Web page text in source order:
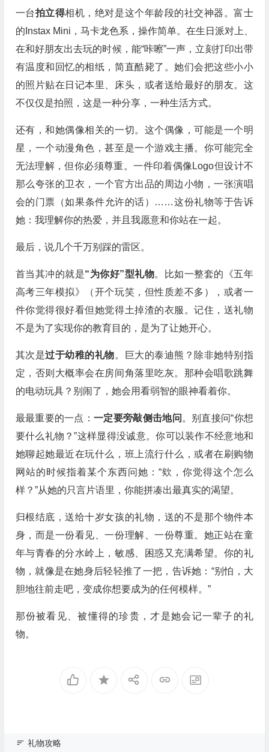
一台拍立得相机，绝对是这个年龄段的社交神器。富士
的Instax Mini，马卡龙色系，操作简单。在生日派对上、
在和好朋友出去玩的时候，能“咔嚓”一声，立刻打印出带
有温度和回忆的相纸，简直酷毙了。她们会把这些小小
的照片贴在日记本里、床头，或者送给最好的朋友。这
不仅仅是拍照，这是一种分享，一种生活方式。
还有，和她偶像相关的一切。这个偶像，可能是一个明
星，一个动漫角色，甚至是一个游戏主播。你可能完全
无法理解，但你必须尊重。一件印着偶像Logo但设计不
那么夸张的卫衣，一个官方出品的周边小物，一张演唱
会的门票（如果条件允许的话）……这份礼物等于告诉
她：我理解你的热爱，并且我愿意和你站在一起。
最后，说几个千万别踩的雷区。
首当其冲的就是“为你好”型礼物。比如一整套的《五年
高考三年模拟》（开个玩笑，但性质差不多），或者一
件你觉得很好看但她觉得土掉渣的衣服。记住，送礼物
不是为了实现你的教育目的，是为了让她开心。
其次是过于幼稚的礼物。巨大的泰迪熊？除非她特别指
定，否则大概率会在房间角落里吃灰。那种会唱歌跳舞
的电动玩具？别闹了，她会用看弱智的眼神看着你。
最最重要的一点：一定要旁敲侧击地问 。别直接问“你想
要什么礼物？”这样显得没诚意。你可以装作不经意地和
她聊起她最近在玩什么，班上流行什么，或者在刷购物
网站的时候指着某个东西问她：“欸，你觉得这个怎么
样？”从她的只言片语里，你能拼凑出最真实的渴望。
归根结底，送给十岁女孩的礼物，送的不是那个物件本
身，而是一份看见、一份理解、一份尊重。她正站在童
年与青春的分水岭上，敏感、困惑又充满希望。你的礼
物，就像是在她身后轻轻推了一把，告诉她：“别怕，大
胆地往前走吧，变成你想要成为的任何模样。”
那份被看见、被懂得的珍贵，才是她会记一辈子的礼
物。
礼物攻略